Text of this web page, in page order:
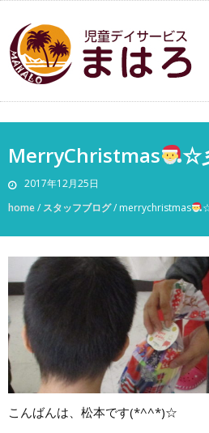
MerryChristmas ☆
2017年12月25日
home/ スタッフブログ/ merrychristmas
こんばんは、松本です(*^^*)☆